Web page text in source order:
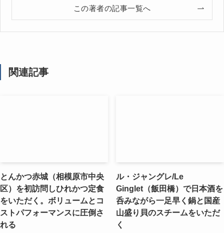
この著者の記事一覧へ
関連記事
とんかつ赤城（相模原市中央
区）を初訪問しひれかつ定食
をいただく。ボリュームとコ
ストパフォーマンスに圧倒さ
れる
ル・ジャングレ/Le
Ginglet（飯田橋）で日本酒を
呑みながら一足早く鍋と国産
山盛り貝のスチームをいただ
く